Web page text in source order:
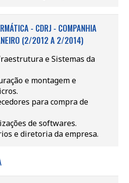
- CDRJ - COMPANHIA
(2/2012 A 2/2014)
e Sistemas da
e montagem e
para compra de
de softwares.
e diretoria da empresa.